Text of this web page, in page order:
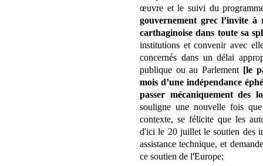
œuvre et le suivi du
gouvernement grec l’invite
carthaginoise dans toute sa
institutions et convenir avec
concernés dans un délai
publique ou au Parlement [le
mois d’une indépendance
passer mécaniquement des
souligne une nouvelle fois
contexte, se félicite que les
d'ici le 20 juillet le soutien des
assistance technique, et
ce soutien de l'Europe;